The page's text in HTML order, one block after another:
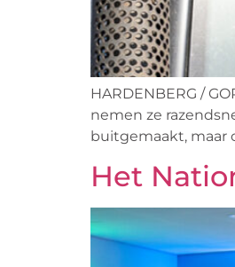
HARDENBERG /
nemen ze
buitgemaakt, maar
Het